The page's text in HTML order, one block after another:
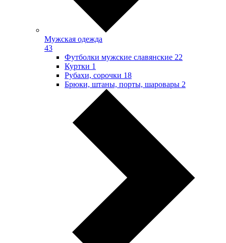
Мужская одежда
43
Футболки мужские славянские 22
Куртки 1
Рубахи, сорочки 18
Брюки, штаны, порты, шаровары 2